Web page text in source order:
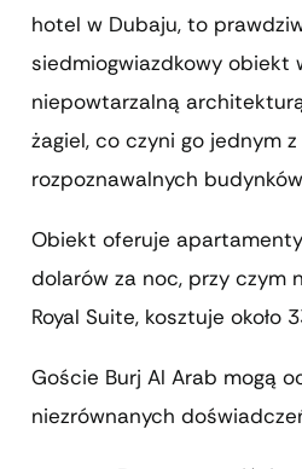
hotel w Dubaju, to
siedmiogwiazdkowy obiekt
niepowtarzalną
żagiel, co czyni go jednym
rozpoznawalnych
Obiekt oferuje
dolarów za noc, przy czym
Royal Suite, kosztuje około
Goście Burj Al Arab mogą
niezrównanych